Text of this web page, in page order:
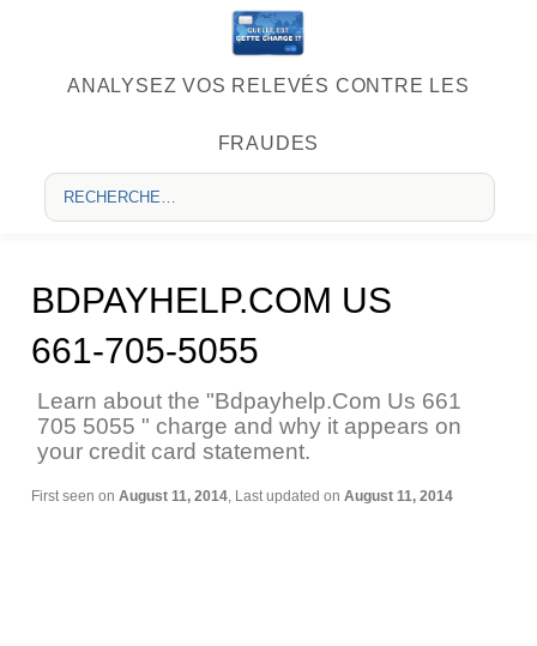
ANALYSEZ VOS RELEVÉS CONTRE LES
FRAUDES
BDPAYHELP.COM US
661-705-5055
Learn about the "Bdpayhelp.Com Us 661
705 5055 " charge and why it appears on
your credit card statement.
First seen on August 11, 2014, Last updated on August 11, 2014